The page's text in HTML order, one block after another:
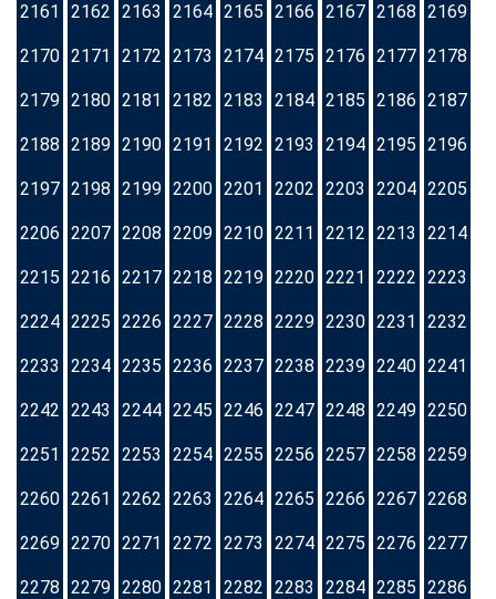
2161 2162 2163 2164 2165 2166 2167 2168 2169
2170 2171 2172 2173 2174 2175 2176 2177 2178
2179 2180 2181 2182 2183 2184 2185 2186 2187
2188 2189 2190 2191 2192 2193 2194 2195 2196
2197 2198 2199 2200 2201 2202 2203 2204 2205
2206 2207 2208 2209 2210 2211 2212 2213 2214
2215 2216 2217 2218 2219 2220 2221 2222 2223
2224 2225 2226 2227 2228 2229 2230 2231 2232
2233 2234 2235 2236 2237 2238 2239 2240 2241
2242 2243 2244 2245 2246 2247 2248 2249 2250
2251 2252 2253 2254 2255 2256 2257 2258 2259
2260 2261 2262 2263 2264 2265 2266 2267 2268
2269 2270 2271 2272 2273 2274 2275 2276 2277
2278 2279 2280 2281 2282 2283 2284 2285 2286